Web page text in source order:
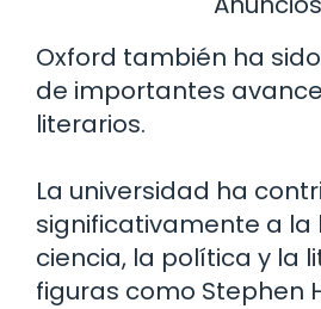
Oxford también ha
de importantes
literarios.
La universidad ha
significativamente a la
ciencia, la política y la
figuras como Stephen